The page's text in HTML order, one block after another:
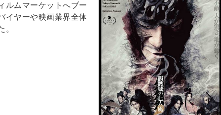
ルムマーケットへブー
イヤーや映画業界全体
。